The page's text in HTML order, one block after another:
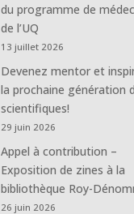
du programme de
de l’UQ
13 juillet 2026
Devenez mentor et
la prochaine génération
scientifiques!
29 juin 2026
Appel à contribution –
Exposition de zines à la
bibliothèque Roy-
26 juin 2026